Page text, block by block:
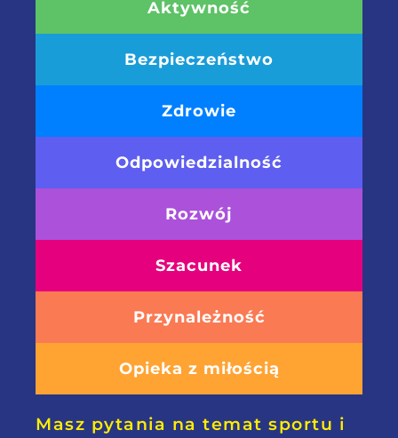
Aktywność
Bezpieczeństwo
Zdrowie
Odpowiedzialność
Rozwój
Szacunek
Przynależność
Opieka z miłością
Masz pytania na temat sportu i